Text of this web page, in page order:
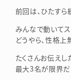
前回は、ひたす
みんなで動いて
どうやら、性格
たくさんお伝えし
最大3名が限界だ